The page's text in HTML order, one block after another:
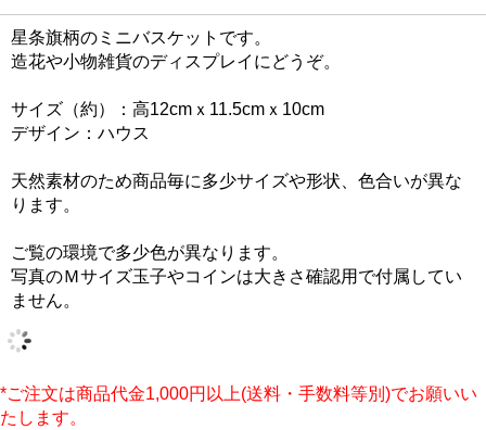
星条旗柄のミニバスケットです。
造花や小物雑貨のディスプレイにどうぞ。
サイズ（約）：高12cmｘ11.5cmｘ10cm
デザイン：ハウス
天然素材のため商品毎に多少サイズや形状、色合いが異な
ります。
ご覧の環境で多少色が異なります。
写真のＭサイズ玉子やコインは大きさ確認用で付属してい
ません。
*ご注文は商品代金1,000円以上(送料・手数料等別)でお願いい
たします。